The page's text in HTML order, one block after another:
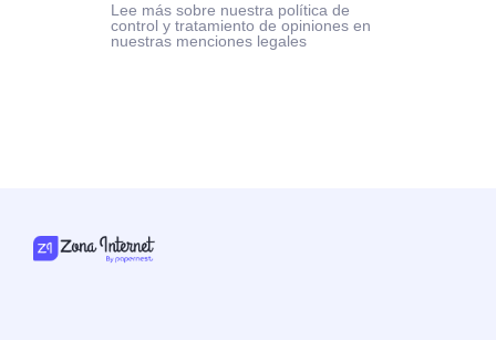
Lee más sobre nuestra política de
control y tratamiento de opiniones en
nuestras menciones legales